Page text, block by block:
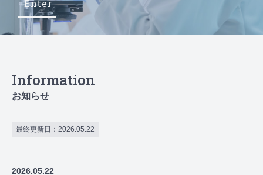
Enter
Information
お知らせ
最終更新日：2026.05.22
2026.05.22